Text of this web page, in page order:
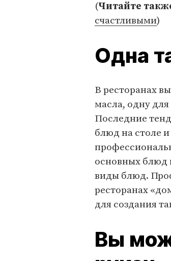
(Читайте
счастливыми)
Одна
В ресторанах
масла, одну
Последние
блюд на столе
основных блюд
виды блюд.
ресторанах
для создания
Вы